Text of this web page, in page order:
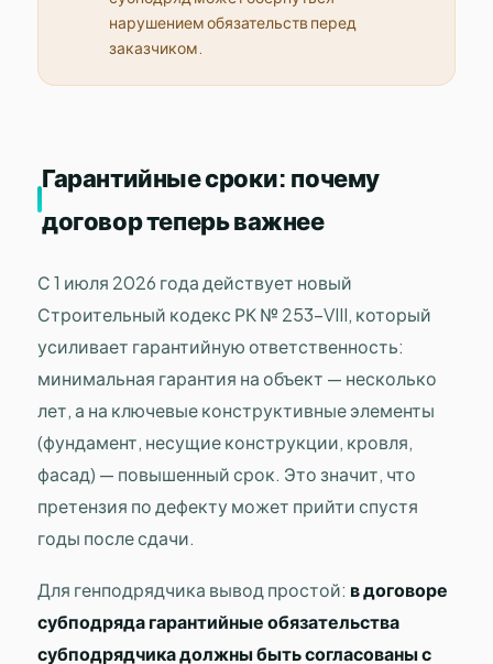
нарушением обязательств перед
заказчиком.
Гарантийные сроки: почему
договор теперь важнее
С 1 июля 2026 года действует новый
Строительный кодекс РК № 253-VIII, который
усиливает гарантийную ответственность:
минимальная гарантия на объект — несколько
лет, а на ключевые конструктивные элементы
(фундамент, несущие конструкции, кровля,
фасад) — повышенный срок. Это значит, что
претензия по дефекту может прийти спустя
годы после сдачи.
Для генподрядчика вывод простой: в договоре
субподряда гарантийные обязательства
субподрядчика должны быть согласованы с